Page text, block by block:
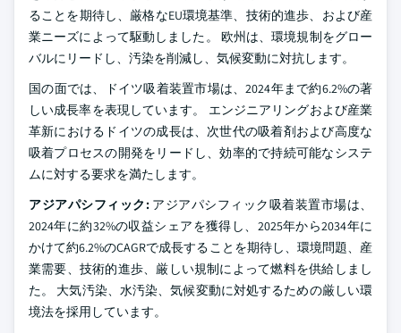
ることを期待し、厳格なEU環境基準、技術的進歩、および産
業ニーズによって駆動しました。 欧州は、環境規制をグロー
バルにリードし、汚染を削減し、気候変動に対抗します。
国の面では、ドイツ吸着装置市場は、2024年まで約6.2%の著
しい成長率を表現しています。 エンジニアリングおよび産業
革新におけるドイツの成長は、次世代の吸着剤および高度な
吸着プロセスの開発をリードし、効率的で持続可能なシステ
ムに対する要求を満たします。
アジアパシフィック:アジアパシフィック吸着装置市場は、
2024年に約32%の収益シェアを獲得し、2025年から2034年に
かけて約6.2%のCAGRで成長することを期待し、環境問題、産
業需要、技術的進歩、厳しい規制によって燃料を供給しまし
た。 大気汚染、水汚染、気候変動に対処するための厳しい環
境法を採用しています。